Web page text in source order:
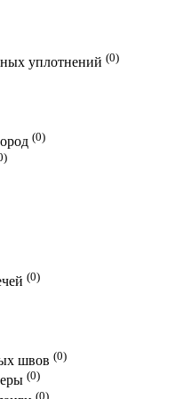
уплотнений (0)
(0)
(0)
швов (0)
(0)
(0)